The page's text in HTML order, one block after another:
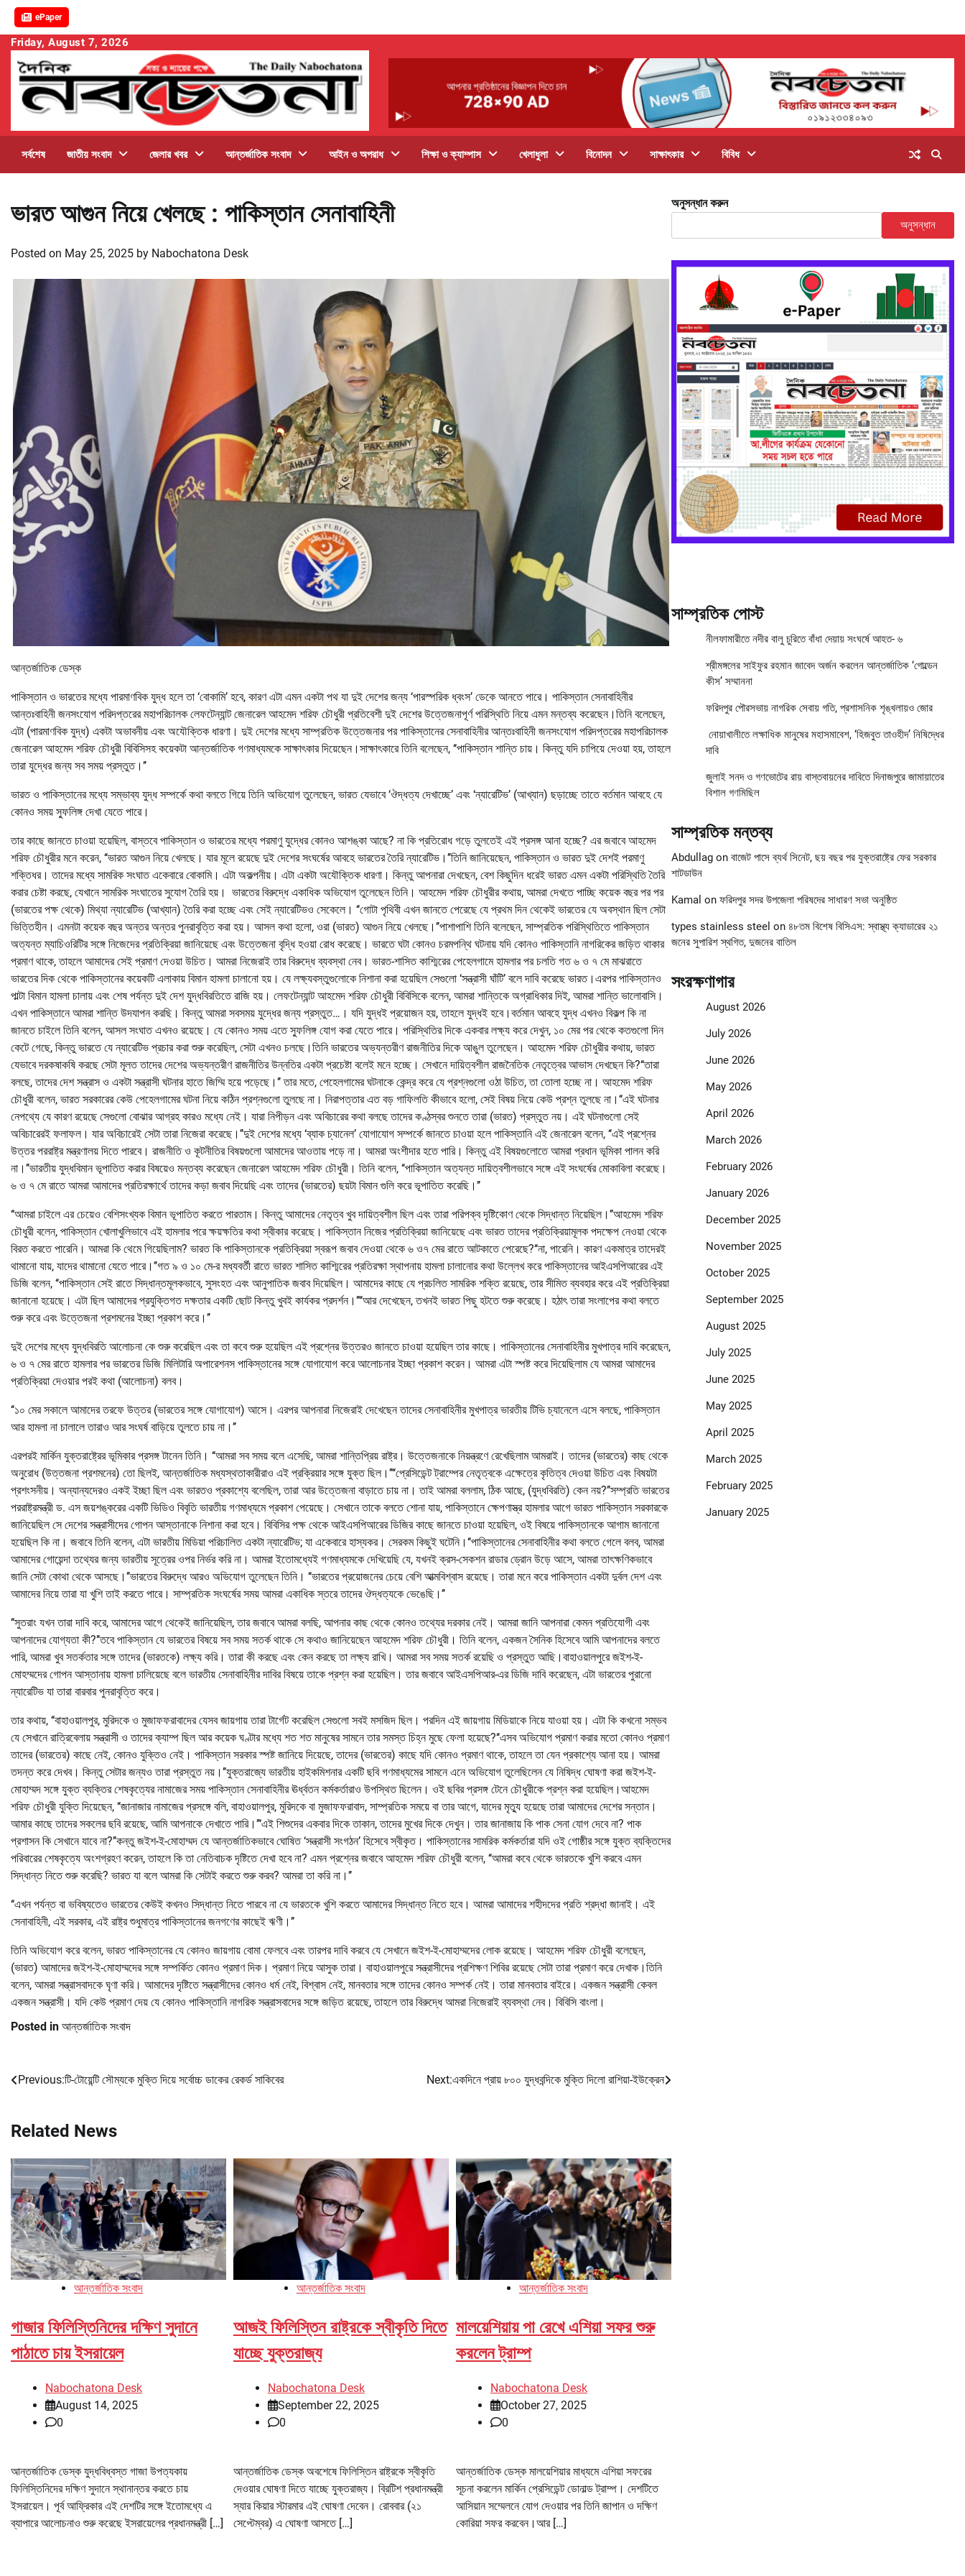
ePaper
Skip
content
Friday, August 7, 2026
সর্বশেষ জাতীয় সংবাদ জেলার খবর আন্তর্জাতিক সংবাদ আইন ও অপরাধ শিক্ষা ও ক্যাম্পাস খেলাধুলা বিনোদন সাক্ষাৎকার বিবিধ
ভারত আগুন নিয়ে খেলছে : পাকিস্তান সেনাবাহিনী
Posted on May 25, 2025 by Nabochatona Desk
আন্তর্জাতিক ডেস্ক
পাকিস্তান ও ভারতের মধ্যে পারমাণবিক যুদ্ধ হলে তা ‘বোকামি’ হবে, কারণ এটা এমন একটা পথ যা দুই দেশের জন্য ‘পারস্পরিক ধ্বংস’ ডেকে আনতে পারে। পাকিস্তান সেনাবাহিনীর
আন্তঃবাহিনী জনসংযোগ পরিদপ্তরের মহাপরিচালক লেফটেন্যান্ট জেনারেল আহমেদ শরিফ চৌধুরী প্রতিবেশী দুই দেশের উত্তেজনাপূর্ণ পরিস্থিতি নিয়ে এমন মন্তব্য করেছেন।তিনি বলেছেন,
এটা (পারমাণবিক যুদ্ধ) একটা অভাবনীয় এবং অযৌক্তিক ধারণা। দুই দেশের মধ্যে সাম্প্রতিক উত্তেজনার পর পাকিস্তানের সেনাবাহিনীর আন্তঃবাহিনী জনসংযোগ পরিদপ্তরের মহাপরিচালক
জেনারেল আহমেদ শরিফ চৌধুরী বিবিসিসহ কয়েকটা আন্তর্জাতিক গণমাধ্যমকে সাক্ষাৎকার দিয়েছেন।সাক্ষাৎকারে তিনি বলেছেন, ‘‘পাকিস্তান শান্তি চায়। কিন্তু যদি চাপিয়ে দেওয়া হয়, তাহলে
তারা যুদ্ধের জন্য সব সময় প্রস্তুত।’’
ভারত ও পাকিস্তানের মধ্যে সম্ভাব্য যুদ্ধ সম্পর্কে কথা বলতে গিয়ে তিনি অভিযোগ তুলেছেন, ভারত যেভাবে ‘ঔদ্ধত্য দেখাচ্ছে’ এবং ‘ন্যারেটিভ’ (আখ্যান) ছড়াচ্ছে তাতে বর্তমান আবহে যে
কোনও সময় স্ফুলিঙ্গ দেখা যেতে পারে।
তার কাছে জানতে চাওয়া হয়েছিল, বাস্তবে পাকিস্তান ও ভারতের মধ্যে পরমাণু যুদ্ধের কোনও আশঙ্কা আছে? না কি প্রতিরোধ গড়ে তুলতেই এই প্রসঙ্গ আনা হচ্ছে? এর জবাবে আহমেদ
শরিফ চৌধুরীর মনে করেন, ‘‘ভারত আগুন নিয়ে খেলছে। যার মূলে রয়েছে দুই দেশের সংঘর্ষের আবহে ভারতের তৈরি ন্যারেটিভ।’’তিনি জানিয়েছেন, পাকিস্তান ও ভারত দুই দেশই পরমাণু
শক্তিধর। তাদের মধ্যে সামরিক সংঘাত একেবারে বোকামি। এটা অকল্পনীয়। এটা একটা অযৌক্তিক ধারণা। কিন্তু আপনারা দেখছেন, বেশ কিছুদিন ধরেই ভারত এমন একটা পরিস্থিতি তৈরি
করার চেষ্টা করছে, যেখানে সামরিক সংঘাতের সুযোগ তৈরি হয়। ভারতের বিরুদ্ধে একাধিক অভিযোগ তুলেছেন তিনি। আহমেদ শরিফ চৌধুরীর কথায়, আমরা দেখতে পাচ্ছি কয়েক বছর পর পর
(ভারতের পক্ষ থেকে) মিথ্যা ন্যারেটিভ (আখ্যান) তৈরি করা হচ্ছে এবং সেই ন্যারেটিভও সেকেলে। ‘‘গোটা পৃথিবী এখন জানতে পেরেছে যে প্রথম দিন থেকেই ভারতের যে অবস্থান ছিল সেটা
ভিত্তিহীন। এমনটা কয়েক বছর অন্তর অন্তর পুনরাবৃত্তি করা হয়। আসল কথা হলো, ওরা (ভারত) আগুন নিয়ে খেলছে।’’পাশাপাশি তিনি বলেছেন, সাম্প্রতিক পরিস্থিতিতে পাকিস্তান
অত্যন্ত ম্যাচিওরিটির সঙ্গে নিজেদের প্রতিক্রিয়া জানিয়েছে এবং উত্তেজনা বৃদ্ধি হওয়া রোধ করেছে। ভারতে ঘটা কোনও চরমপন্থি ঘটনায় যদি কোনও পাকিস্তানি নাগরিকের জড়িত থাকার
প্রমাণ থাকে, তাহলে আমাদের সেই প্রমাণ দেওয়া উচিত। আমরা নিজেরাই তার বিরুদ্ধে ব্যবস্থা নেব। ভারত-শাসিত কাশ্মিরের পেহেলগামে হামলার পর চলতি গত ৬ ও ৭ মে মাঝরাতে
ভারতের দিক থেকে পাকিস্তানের কয়েকটি এলাকায় বিমান হামলা চালানো হয়। যে লক্ষ্যবস্তুগুলোকে নিশানা করা হয়েছিল সেগুলো ‘সন্ত্রাসী ঘাঁটি’ বলে দাবি করেছে ভারত।এরপর পাকিস্তানও
পাল্টা বিমান হামলা চালায় এবং শেষ পর্যন্ত দুই দেশ যুদ্ধবিরতিতে রাজি হয়। লেফটেন্যান্ট আহমেদ শরিফ চৌধুরী বিবিসিকে বলেন, আমরা শান্তিকে অগ্রাধিকার দিই, আমরা শান্তি ভালোবাসি।
এখন পাকিস্তানে আমরা শান্তি উদযাপন করছি। কিন্তু আমরা সবসময় যুদ্ধের জন্য প্রস্তুত…। যদি যুদ্ধই প্রয়োজন হয়, তাহলে যুদ্ধই হবে।বর্তমান আবহে যুদ্ধ এখনও বিকল্প কি না
জানতে চাইলে তিনি বলেন, আসল সংঘাত এখনও রয়েছে। যে কোনও সময় এতে স্ফুলিঙ্গ যোগ করা যেতে পারে। পরিস্থিতির দিকে একবার লক্ষ্য করে দেখুন, ১০ মের পর থেকে কতগুলো দিন
কেটে গেছে, কিন্তু ভারতে যে ন্যারেটিভ প্রচার করা শুরু করেছিল, সেটা এখনও চলছে।তিনি ভারতের অভ্যন্তরীণ রাজনীতির দিকে আঙুল তুলেছেন। আহমেদ শরিফ চৌধুরীর কথায়, ভারত
যেভাবে দরকষাকষি করছে সেটা মূলত তাদের দেশের অভ্যন্তরীণ রাজনীতির উন্নতির একটা প্রচেষ্টা বলেই মনে হচ্ছে। সেখানে দায়িত্বশীল রাজনৈতিক নেতৃত্বের আভাস দেখছেন কি?‘‘তারা
বলছে, তাদের দেশ সন্ত্রাস ও একটা সন্ত্রাসী ঘটনার হাতে জিম্মি হয়ে পড়েছে।’’ তার মতে, পেহেলগামের ঘটনাকে কেন্দ্র করে যে প্রশ্নগুলো ওঠা উচিত, তা তোলা হচ্ছে না। আহমেদ শরিফ
চৌধুরী বলেন, ভারত সরকারের কেউ পেহেলগামের ঘটনা নিয়ে কঠিন প্রশ্নগুলো তুলছে না। নিরাপত্তার এত বড় গাফিলতি কীভাবে হলো, সেই বিষয় নিয়ে কেউ প্রশ্ন তুলছে না।‘‘এই ঘটনার
নেপথ্যে যে কারণ রয়েছে সেগুলো বোঝার আগ্রহ কারও মধ্যে নেই। যারা নিপীড়ন এবং অবিচারের কথা বলছে তাদের কণ্ঠস্বর শুনতে তারা (ভারত) প্রস্তুত নয়। এই ঘটনাগুলো সেই
অবিচারেরই ফলাফল। যার অবিচারেই সেটা তারা নিজেরা করেছে।’’দুই দেশের মধ্যে ‘ব্যাক চ্যানেল’ যোগাযোগ সম্পর্কে জানতে চাওয়া হলে পাকিস্তানি এই জেনারেল বলেন, ‘‘এই প্রশ্নের
উত্তর পররাষ্ট্র মন্ত্রণালয় দিতে পারবে। রাজনীতি ও কূটনীতির বিষয়গুলো আমাদের আওতায় পড়ে না। আমরা অংশীদার হতে পারি। কিন্তু এই বিষয়গুলোতে আমরা প্রধান ভূমিকা পালন করি
না।’’ভারতীয় যুদ্ধবিমান ভূপাতিত করার বিষয়েও মন্তব্য করেছেন জেনারেল আহমেদ শরিফ চৌধুরী। তিনি বলেন, ‘‘পাকিস্তান অত্যন্ত দায়িত্বশীলভাবে সঙ্গে এই সংঘর্ষের মোকাবিলা করেছে।
৬ ও ৭ মে রাতে আমরা আমাদের প্রতিরক্ষার্থে তাদের কড়া জবাব দিয়েছি এবং তাদের (ভারতের) ছয়টা বিমান গুলি করে ভূপাতিত করেছি।’’
‘‘আমরা চাইলে এর চেয়েও বেশিসংখ্যক বিমান ভূপাতিত করতে পারতাম। কিন্তু আমাদের নেতৃত্ব খুব দায়িত্বশীল ছিল এবং তারা পরিপক্ব দৃষ্টিকোণ থেকে সিদ্ধান্ত নিয়েছিল।’’আহমেদ শরিফ
চৌধুরী বলেন, পাকিস্তান খোলাখুলিভাবে এই হামলার পরে ক্ষয়ক্ষতির কথা স্বীকার করেছে। পাকিস্তান নিজের প্রতিক্রিয়া জানিয়েছে এবং ভারত তাদের প্রতিক্রিয়ামূলক পদক্ষেপ নেওয়া থেকে
বিরত করতে পারেনি। আমরা কি থেমে গিয়েছিলাম? ভারত কি পাকিস্তানকে প্রতিক্রিয়া স্বরূপ জবাব দেওয়া থেকে ৬ ও৭ মের রাতে আটকাতে পেরেছে?‘‘না, পারেনি। কারণ একমাত্র তাদেরই
থামানো যায়, যাদের থামানো যেতে পারে।’’গত ৯ ও ১০ মে-র মধ্যবর্তী রাতে ভারত শাসিত কাশ্মিরের প্রতিরক্ষা স্থাপনায় হামলা চালানোর কথা উল্লেখ করে পাকিস্তানের আইএসপিআরের এই
ডিজি বলেন, ‘‘পাকিস্তান সেই রাতে সিদ্ধান্তমূলকভাবে, সুসংহত এবং আনুপাতিক জবাব দিয়েছিল। আমাদের কাছে যে প্রচলিত সামরিক শক্তি রয়েছে, তার সীমিত ব্যবহার করে এই প্রতিক্রিয়া
জানানো হয়েছে। এটা ছিল আমাদের প্রযুক্তিগত দক্ষতার একটি ছোট কিন্তু খুবই কার্যকর প্রদর্শন।’’‘‘আর দেখেছেন, তখনই ভারত পিছু হটতে শুরু করেছে। হঠাৎ তারা সংলাপের কথা বলতে
শুরু করে এবং উত্তেজনা প্রশমনের ইচ্ছা প্রকাশ করে।’’
দুই দেশের মধ্যে যুদ্ধবিরতি আলোচনা কে শুরু করেছিল এবং তা কবে শুরু হয়েছিল এই প্রশ্নের উত্তরও জানতে চাওয়া হয়েছিল তার কাছে। পাকিস্তানের সেনাবাহিনীর মুখপাত্র দাবি করেছেন,
৬ ও ৭ মের রাতে হামলার পর ভারতের ডিজি মিলিটারি অপারেশনস পাকিস্তানের সঙ্গে যোগাযোগ করে আলোচনার ইচ্ছা প্রকাশ করেন। আমরা এটা স্পষ্ট করে দিয়েছিলাম যে আমরা আমাদের
প্রতিক্রিয়া দেওয়ার পরই কথা (আলোচনা) বলব।
‘‘১০ মের সকালে আমাদের তরফে উত্তর (ভারতের সঙ্গে যোগাযোগ) আসে। এরপর আপনারা নিজেরাই দেখেছেন তাদের সেনাবাহিনীর মুখপাত্র ভারতীয় টিভি চ্যানেলে এসে বলছে, পাকিস্তান
আর হামলা না চালালে তারাও আর সংঘর্ষ বাড়িয়ে তুলতে চায় না।’’
এরপরই মার্কিন যুক্তরাষ্ট্রের ভূমিকার প্রসঙ্গ টানেন তিনি। ‘‘আমরা সব সময় বলে এসেছি, আমরা শান্তিপ্রিয় রাষ্ট্র। উত্তেজনাকে নিয়ন্ত্রণে রেখেছিলাম আমরাই। তাদের (ভারতের) কাছ থেকে
অনুরোধ (উত্তজনা প্রশমনের) তো ছিলই, আন্তর্জাতিক মধ্যস্থতাকারীরাও এই প্রক্রিয়ার সঙ্গে যুক্ত ছিল।’’‘‘প্রেসিডেন্ট ট্রাম্পের নেতৃত্বকে এক্ষেত্রে কৃতিত্ব দেওয়া উচিত এবং বিষয়টা
প্রশংসনীয়। অন্যান্যদেরও একই ইচ্ছা ছিল এবং ভারতও প্রকাশ্যে বলেছিল, তারা আর উত্তেজনা বাড়াতে চায় না। তাই আমরা বললাম, ঠিক আছে, (যুদ্ধবিরতি) কেন নয়?’’সম্প্রতি ভারতের
পররাষ্ট্রমন্ত্রী ড. এস জয়শঙ্করের একটি ভিডিও বিবৃতি ভারতীয় গণমাধ্যমে প্রকাশ পেয়েছে। সেখানে তাকে বলতে শোনা যায়, পাকিস্তানে ক্ষেপণাস্ত্র হামলার আগে ভারত পাকিস্তান সরকারকে
জানিয়েছিল সে দেশের সন্ত্রাসীদের গোপন আস্তানাকে নিশানা করা হবে। বিবিসির পক্ষ থেকে আইএসপিআরের ডিজির কাছে জানতে চাওয়া হয়েছিল, ওই বিষয়ে পাকিস্তানকে আগাম জানানো
হয়েছিল কি না। জবাবে তিনি বলেন, এটা ভারতীয় মিডিয়া পরিচালিত একটা ন্যারেটিভ; যা একেবারে হাস্যকর। সেরকম কিছুই ঘটেনি।‘‘পাকিস্তানের সেনাবাহিনীর কথা বলতে গেলে বলব, আমরা
আমাদের গোয়েন্দা তথ্যের জন্য ভারতীয় সূত্রের ওপর নির্ভর করি না। আমরা ইতোমধ্যেই গণমাধ্যমকে দেখিয়েছি যে, যখনই ক্রস-সেকশন রাডার ড্রোন উড়ে আসে, আমরা তাৎক্ষণিকভাবে
জানি সেটা কোথা থেকে আসছে।’’ভারতের বিরুদ্ধে আরও অভিযোগ তুলেছেন তিনি। ‘‘ভারতের প্রয়োজনের চেয়ে বেশি আত্মবিশ্বাস রয়েছে। তারা মনে করে পাকিস্তান একটা দুর্বল দেশ এবং
আমাদের নিয়ে তারা যা খুশি তাই করতে পারে। সাম্প্রতিক সংঘর্ষের সময় আমরা একাধিক স্তরে তাদের ঔদ্ধত্যকে ভেঙেছি।’’
‘‘সুতরাং যখন তারা দাবি করে, আমাদের আগে থেকেই জানিয়েছিল, তার জবাবে আমরা বলছি, আপনার কাছ থেকে কোনও তথ্যের দরকার নেই। আমরা জানি আপনারা কেমন প্রতিযোগী এবং
আপনাদের যোগ্যতা কী?’’তবে পাকিস্তান যে ভারতের বিষয়ে সব সময় সতর্ক থাকে সে কথাও জানিয়েছেন আহমেদ শরিফ চৌধুরী। তিনি বলেন, একজন সৈনিক হিসেবে আমি আপনাদের বলতে
পারি, আমরা খুব সতর্কতার সঙ্গে তাদের (ভারতকে) লক্ষ্য করি। তারা কী করছে এবং কেন করছে তা লক্ষ্য রাখি। আমরা সব সময় সতর্ক রয়েছি ও প্রস্তুত আছি।বাহাওয়ালপুরে জইশ-ই-
মোহম্মদের গোপন আস্তানায় হামলা চালিয়েছে বলে ভারতীয় সেনাবাহিনীর দাবির বিষয়ে তাকে প্রশ্ন করা হয়েছিল। তার জবাবে আইএসপিআর-এর ডিজি দাবি করেছেন, এটা ভারতের পুরানো
ন্যারেটিভ যা তারা বারবার পুনরাবৃত্তি করে।
তার কথায়, ‘‘বাহাওয়ালপুর, মুরিদকে ও মুজাফফরাবাদের যেসব জায়গায় তারা টার্গেট করেছিল সেগুলো সবই মসজিদ ছিল। পরদিন এই জায়গায় মিডিয়াকে নিয়ে যাওয়া হয়। এটা কি কখনো সম্ভব
যে সেখানে রাত্রিবেলায় সন্ত্রাসী ও তাদের ক্যাম্প ছিল আর কয়েক ঘণ্টার মধ্যে শত শত মানুষের সামনে তার সমস্ত চিহ্ন মুছে ফেলা হয়েছে?‘‘এসব অভিযোগ প্রমাণ করার মতো কোনও প্রমাণ
তাদের (ভারতের) কাছে নেই, কোনও যুক্তিও নেই। পাকিস্তান সরকার স্পষ্ট জানিয়ে দিয়েছে, তাদের (ভারতের) কাছে যদি কোনও প্রমাণ থাকে, তাহলে তা যেন প্রকাশ্যে আনা হয়। আমরা
তদন্ত করে দেখব। কিন্তু সেটার জন্যও তারা প্রস্তুত নয়।’’যুক্তরাজ্যে ভারতীয় হাইকমিশনার একটি ছবি গণমাধ্যমের সামনে এনে অভিযোগ তুলেছিলেন যে নিষিদ্ধ ঘোষণা করা জইশ-ই-
মোহাম্মদ সঙ্গে যুক্ত ব্যক্তির শেষকৃত্যের নামাজের সময় পাকিস্তান সেনাবাহিনীর ঊর্ধ্বতন কর্মকর্তারাও উপস্থিত ছিলেন। ওই ছবির প্রসঙ্গ টেনে চৌধুরীকে প্রশ্ন করা হয়েছিল।আহমেদ
শরিফ চৌধুরী যুক্তি দিয়েছেন, ‘‘জানাজার নামাজের প্রসঙ্গে বলি, বাহাওয়ালপুর, মুরিদকে বা মুজাফফরাবাদ, সাম্প্রতিক সময়ে বা তার আগে, যাদের মৃত্যু হয়েছে তারা আমাদের দেশের সন্তান।
আমার কাছে তাদের সকলের ছবি রয়েছে, আমি আপনাকে দেখাতে পারি।’’‘এই শিশুদের একবার দিকে তাকান, তাদের মুখের দিকে দেখুন। তার জানাজায় কি পাক সেনা যোগ দেবে না? পাক
প্রশাসন কি সেখানে যাবে না?’’কন্তু জইশ-ই-মোহাম্মদ যে আন্তর্জাতিকভাবে ঘোষিত ‘সন্ত্রাসী সংগঠন’ হিসেবে স্বীকৃত। পাকিস্তানের সামরিক কর্মকর্তারা যদি ওই গোষ্ঠীর সঙ্গে যুক্ত ব্যক্তিদের
পরিবারের শেষকৃত্যে অংশগ্রহণ করেন, তাহলে কি তা নেতিবাচক দৃষ্টিতে দেখা হবে না? এমন প্রশ্নের জবাবে আহমেদ শরিফ চৌধুরী বলেন, ‘‘আমরা কবে থেকে ভারতকে খুশি করবে এমন
সিদ্ধান্ত নিতে শুরু করেছি? ভারত যা বলে আমরা কি সেটাই করতে শুরু করব? আমরা তা করি না।’’
‘‘এখন পর্যন্ত বা ভবিষ্যতেও ভারতের কেউই কখনও সিদ্ধান্ত নিতে পারবে না যে ভারতকে খুশি করতে আমাদের সিদ্ধান্ত নিতে হবে। আমরা আমাদের শহীদদের প্রতি শ্রদ্ধা জানাই। এই
সেনাবাহিনী, এই সরকার, এই রাষ্ট্র শুধুমাত্র পাকিস্তানের জনগণের কাছেই ঋণী।’’
তিনি অভিযোগ করে বলেন, ভারত পাকিস্তানের যে কোনও জায়গায় বোমা ফেলবে এবং তারপর দাবি করবে যে সেখানে জইশ-ই-মোহাম্মদের লোক রয়েছে। আহমেদ শরিফ চৌধুরী বলেছেন,
(ভারত) আমাদের জইশ-ই-মোহাম্মদের সঙ্গে সম্পর্কিত কোনও প্রমাণ দিক। প্রমাণ নিয়ে আসুক তারা। বাহাওয়ালপুরে সন্ত্রাসীদের প্রশিক্ষণ শিবির রয়েছে সেটা তারা প্রমাণ করে দেখাক।তিনি
বলেন, আমরা সন্ত্রাসবাদকে ঘৃণা করি। আমাদের দৃষ্টিতে সন্ত্রাসীদের কোনও ধর্ম নেই, বিশ্বাস নেই, মানবতার সঙ্গে তাদের কোনও সম্পর্ক নেই। তারা মানবতার বাইরে। একজন সন্ত্রাসী কেবল
একজন সন্ত্রাসী। যদি কেউ প্রমাণ দেয় যে কোনও পাকিস্তানি নাগরিক সন্ত্রাসবাদের সঙ্গে জড়িত রয়েছে, তাহলে তার বিরুদ্ধে আমরা নিজেরাই ব্যবস্থা নেব। বিবিসি বাংলা।
Posted in আন্তর্জাতিক সংবাদ
Post
Previous:টি-টোয়েন্টি সৌম্যকে মুক্তি দিয়ে সর্বোচ্চ ডাকের রেকর্ড সাকিবের Next:একদিনে প্রায় ৮০০ যুদ্ধবন্দিকে মুক্তি দিলো রাশিয়া-ইউক্রেন
Related News
আন্তর্জাতিক সংবাদ
গাজার ফিলিস্তিনিদের দক্ষিণ সুদানে
পাঠাতে চায় ইসরায়েল
Nabochatona Desk
August 14, 2025
0
আন্তর্জাতিক ডেস্ক যুদ্ধবিধ্বস্ত গাজা উপত্যকায়
ফিলিস্তিনিদের দক্ষিণ সুদানে স্থানান্তর করতে চায়
ইসরায়েল। পূর্ব আফ্রিকার এই দেশটির সঙ্গে ইতোমধ্যে এ
ব্যাপারে আলোচনাও শুরু করেছে ইসরায়েলের প্রধানমন্ত্রী […]
আন্তর্জাতিক সংবাদ
আজই ফিলিস্তিন রাষ্ট্রকে স্বীকৃতি দিতে
যাচ্ছে যুক্তরাজ্য
Nabochatona Desk
September 22, 2025
0
আন্তর্জাতিক ডেস্ক অবশেষে ফিলিস্তিন রাষ্ট্রকে স্বীকৃতি
দেওয়ার ঘোষণা দিতে যাচ্ছে যুক্তরাজ্য। ব্রিটিশ প্রধানমন্ত্রী
স্যার কিয়ার স্টারমার এই ঘোষণা দেবেন। রোববার (২১
সেপ্টেম্বর) এ ঘোষণা আসতে […]
আন্তর্জাতিক সংবাদ
মালয়েশিয়ায় পা রেখে এশিয়া সফর শুরু
করলেন ট্রাম্প
Nabochatona Desk
October 27, 2025
0
আন্তর্জাতিক ডেস্ক মালয়েশিয়ার মাধ্যমে এশিয়া সফরের
সূচনা করলেন মার্কিন প্রেসিডেন্ট ডোনাল্ড ট্রাম্প। দেশটিতে
আসিয়ান সম্মেলনে যোগ দেওয়ার পর তিনি জাপান ও দক্ষিণ
কোরিয়া সফর করবেন।আর […]
অনুসন্ধান করুন
অনুসন্ধান
সাম্প্রতিক পোস্ট
নীলফামারীতে নদীর বালু চুরিতে বাঁধা দেয়ায় সংঘর্ষে আহত- ৬
শ্রীমঙ্গলের সাইফুর রহমান জাবেদ অর্জন করলেন আন্তর্জাতিক ‘গোল্ডেন
কীস’ সম্মাননা
ফরিদপুর পৌরসভায় নাগরিক সেবায় গতি, প্রশাসনিক শৃঙ্খলায়ও জোর
নোয়াখালীতে লক্ষাধিক মানুষের মহাসমাবেশ, ‘হিজবুত তাওহীদ’ নিষিদ্ধের
দাবি
জুলাই সনদ ও গণভোটের রায় বাস্তবায়নের দাবিতে দিনাজপুরে জামায়াতের
বিশাল গণমিছিল
সাম্প্রতিক মন্তব্য
Abdullagon বাজেট পাসে ব্যর্থ সিনেট, ছয় বছর পর যুক্তরাষ্ট্রে ফের সরকার
শাটডাউন
Kamal on ফরিদপুর সদর উপজেলা পরিষদের সাধারণ সভা অনুষ্ঠিত
types stainless steel on ৪৮তম বিশেষ বিসিএস: স্বাস্থ্য ক্যাডারের ২১
জনের সুপারিশ স্থগিত, দুজনের বাতিল
সংরক্ষণাগার
August 2026
July 2026
June 2026
May 2026
April 2026
March 2026
February 2026
January 2026
December 2025
November 2025
October 2025
September 2025
August 2025
July 2025
June 2025
May 2025
April 2025
March 2025
February 2025
January 2025